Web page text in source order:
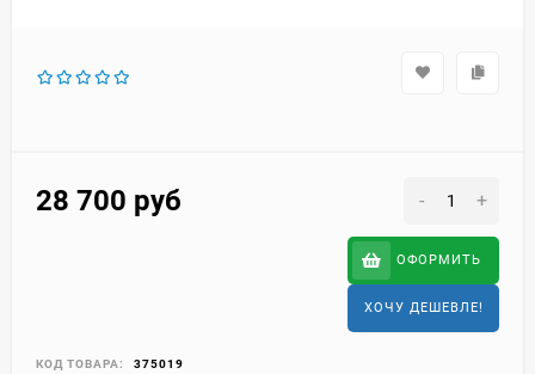
28 700 руб - +
ОФОРМИТЬ
ХОЧУ ДЕШЕВЛЕ!
КОД ТОВАРА: 375019